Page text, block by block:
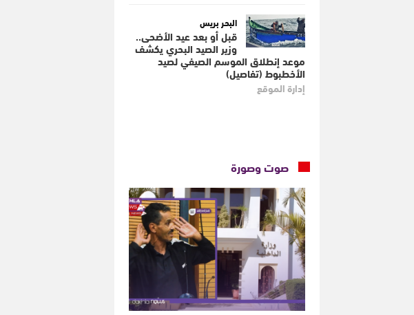
البحر بريس
قبل أو بعد عيد الأضحى..
وزير الصيد البحري يكشف
موعد إنطلاق الموسم الصيفي لصيد
الأخطبوط (تفاصيل)
إدارة الموقع
صوت وصورة